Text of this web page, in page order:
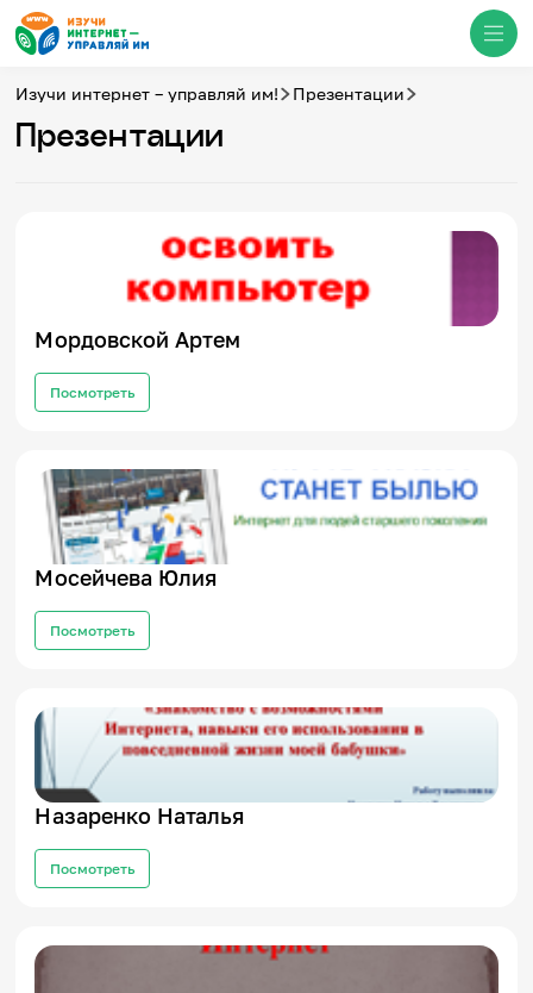
Инфографики
Презентации
Кибершкола
Итоги событий
Личный кабинет
Итоги событий
Игры и тренажеры
Игра «Знания»
Знания в тестах
Викторина
Памятки
Комиксы
Стихи
Педагогам
Школа наставников
IT-урок
English
Изучи интернет – управляй им! Презентации
Презентации
Мордовской Артем
Посмотреть
Мосейчева Юлия
Посмотреть
Назаренко Наталья
Посмотреть